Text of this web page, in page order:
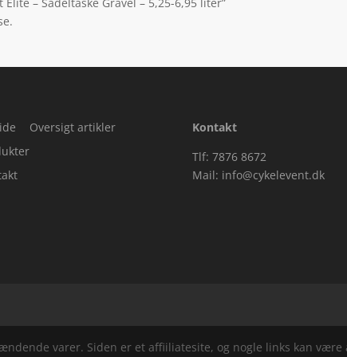
Oversigt artikler
Kontakt
Tlf: 7876 8672
Mail: info@cykelevent.dk
varer. Siden er et affiiliatesite, og nogle links kan være